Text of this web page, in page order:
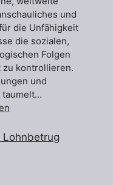
und
die Unfähigkeit
die sozialen,
Folgen
kontrollieren.
und
taumelt…